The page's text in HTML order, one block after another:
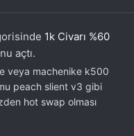
1k Civarı %60
açtı.
veya machenike k500
peach slient v3 gibi
hot swap olması